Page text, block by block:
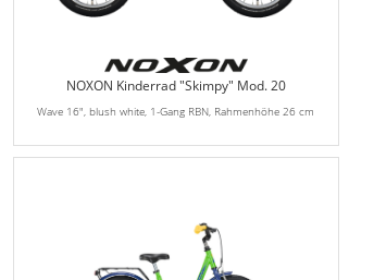
NOXON Kinderrad "Skimpy" Mod. 20
Wave 16", blush white, 1-Gang RBN, Rahmenhöhe 26 cm